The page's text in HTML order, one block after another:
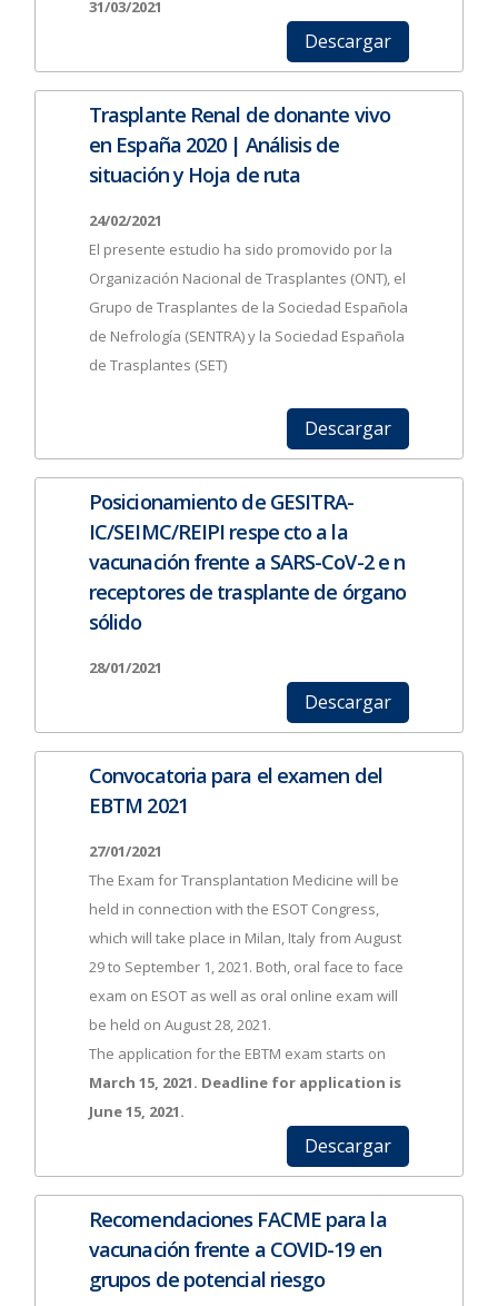
31/03/2021
Descargar
Trasplante Renal de donante vivo
en España 2020 | Análisis de
situación y Hoja de ruta
24/02/2021
El presente estudio ha sido promovido por la
Organización Nacional de Trasplantes (ONT), el
Grupo de Trasplantes de la Sociedad Española
de Nefrología (SENTRA) y la Sociedad Española
de Trasplantes (SET)
Descargar
Posicionamiento de GESITRA-
IC/SEIMC/REIPI respe cto a la
vacunación frente a SARS-CoV-2 e n
receptores de trasplante de órgano
sólido
28/01/2021
Descargar
Convocatoria para el examen del
EBTM 2021
27/01/2021
The Exam for Transplantation Medicine will be
held in connection with the ESOT Congress,
which will take place in Milan, Italy from August
29 to September 1, 2021. Both, oral face to face
exam on ESOT as well as oral online exam will
be held on August 28, 2021.
The application for the EBTM exam starts on
March 15, 2021. Deadline for application is
June 15, 2021.
Descargar
Recomendaciones FACME para la
vacunación frente a COVID-19 en
grupos de potencial riesgo